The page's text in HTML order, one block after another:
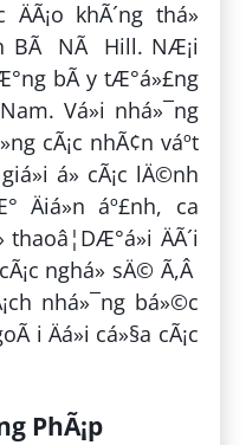
ÄÃ¡o khÃ´ng thá»
BÃ NÃ Hill. NÆ¡i
bÃ y tÆ°á»£ng
Vá»i nhá»¯ng
cÃ¡c nhÃ¢n váº­t
á» cÃ¡c lÄ©nh
Äiá»n áº£nh, ca
ÄÃ´i
nghá» sÄ© Ã,Â
nhá»¯ng bá»©c
i Äá»i cá»§a cÃ¡c
PhÃ¡p